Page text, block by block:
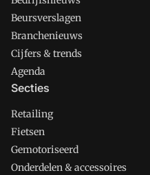
Beursverslagen
Branchenieuws
Cijfers & trends
Agenda
Secties
Retailing
Fietsen
Gemotoriseerd
Onderdelen & accessoires